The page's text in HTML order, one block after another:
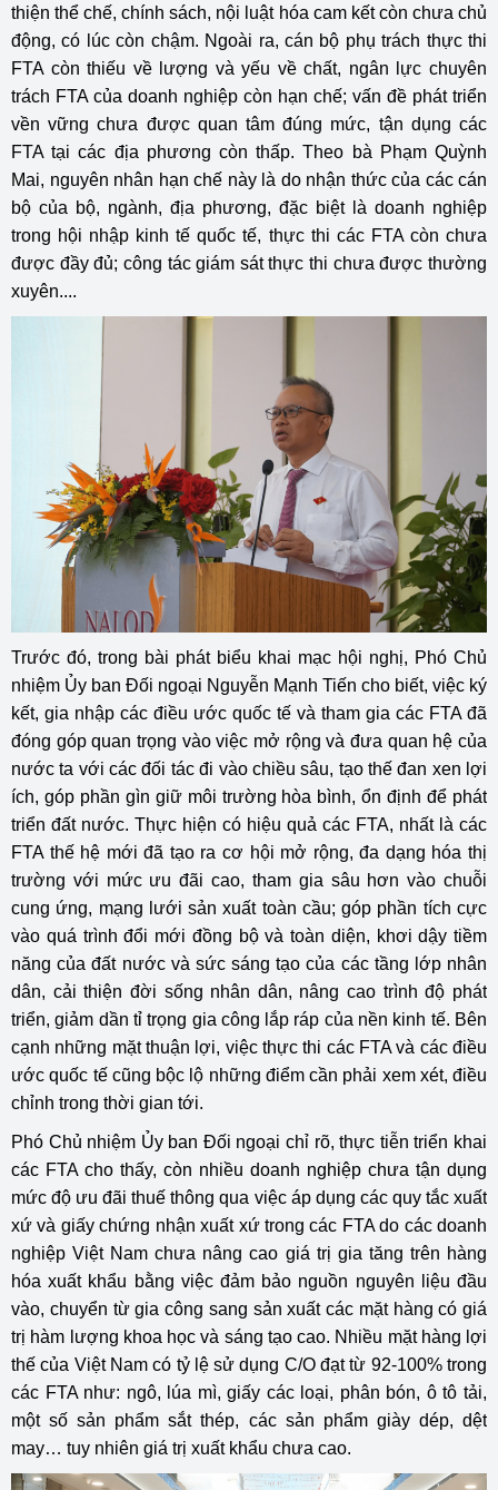
thiện thể chế, chính sách, nội luật hóa cam kết còn chưa chủ
động, có lúc còn chậm. Ngoài ra, cán bộ phụ trách thực thi
FTA còn thiếu về lượng và yếu về chất, ngân lực chuyên
trách FTA của doanh nghiệp còn hạn chế; vấn đề phát triển
vền vững chưa được quan tâm đúng mức, tận dụng các
FTA tại các địa phương còn thấp. Theo bà Phạm Quỳnh
Mai, nguyên nhân hạn chế này là do nhận thức của các cán
bộ của bộ, ngành, địa phương, đặc biệt là doanh nghiệp
trong hội nhập kinh tế quốc tế, thực thi các FTA còn chưa
được đầy đủ; công tác giám sát thực thi chưa được thường
xuyên....
Trước đó, trong bài phát biểu khai mạc hội nghị, Phó Chủ
nhiệm Ủy ban Đối ngoại Nguyễn Mạnh Tiến cho biết, việc ký
kết, gia nhập các điều ước quốc tế và tham gia các FTA đã
đóng góp quan trọng vào việc mở rộng và đưa quan hệ của
nước ta với các đối tác đi vào chiều sâu, tạo thế đan xen lợi
ích, góp phần gìn giữ môi trường hòa bình, ổn định để phát
triển đất nước. Thực hiện có hiệu quả các FTA, nhất là các
FTA thế hệ mới đã tạo ra cơ hội mở rộng, đa dạng hóa thị
trường với mức ưu đãi cao, tham gia sâu hơn vào chuỗi
cung ứng, mạng lưới sản xuất toàn cầu; góp phần tích cực
vào quá trình đổi mới đồng bộ và toàn diện, khơi dậy tiềm
năng của đất nước và sức sáng tạo của các tầng lớp nhân
dân, cải thiện đời sống nhân dân, nâng cao trình độ phát
triển, giảm dần tỉ trọng gia công lắp ráp của nền kinh tế. Bên
cạnh những mặt thuận lợi, việc thực thi các FTA và các điều
ước quốc tế cũng bộc lộ những điểm cần phải xem xét, điều
chỉnh trong thời gian tới.
Phó Chủ nhiệm Ủy ban Đối ngoại chỉ rõ, thực tiễn triển khai
các FTA cho thấy, còn nhiều doanh nghiệp chưa tận dụng
mức độ ưu đãi thuế thông qua việc áp dụng các quy tắc xuất
xứ và giấy chứng nhận xuất xứ trong các FTA do các doanh
nghiệp Việt Nam chưa nâng cao giá trị gia tăng trên hàng
hóa xuất khẩu bằng việc đảm bảo nguồn nguyên liệu đầu
vào, chuyển từ gia công sang sản xuất các mặt hàng có giá
trị hàm lượng khoa học và sáng tạo cao. Nhiều mặt hàng lợi
thế của Việt Nam có tỷ lệ sử dụng C/O đạt từ 92-100% trong
các FTA như: ngô, lúa mì, giấy các loại, phân bón, ô tô tải,
một số sản phẩm sắt thép, các sản phẩm giày dép, dệt
may… tuy nhiên giá trị xuất khẩu chưa cao.